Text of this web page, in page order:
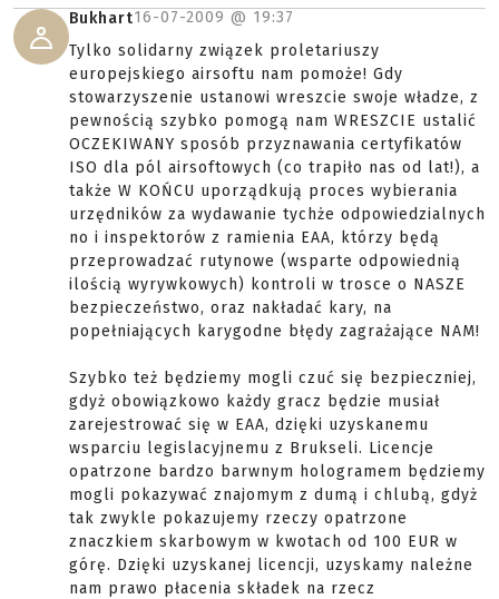
Bukhart16-07-2009 @ 19:37
Tylko solidarny związek proletariuszy
europejskiego airsoftu nam pomoże! Gdy
stowarzyszenie ustanowi wreszcie swoje władze, z
pewnością szybko pomogą nam WRESZCIE ustalić
OCZEKIWANY sposób przyznawania certyfikatów
ISO dla pól airsoftowych (co trapiło nas od lat!), a
także W KOŃCU uporządkują proces wybierania
urzędników za wydawanie tychże odpowiedzialnych
no i inspektorów z ramienia EAA, którzy będą
przeprowadzać rutynowe (wsparte odpowiednią
ilością wyrywkowych) kontroli w trosce o NASZE
bezpieczeństwo, oraz nakładać kary, na
popełniających karygodne błędy zagrażające NAM!
Szybko też będziemy mogli czuć się bezpieczniej,
gdyż obowiązkowo każdy gracz będzie musiał
zarejestrować się w EAA, dzięki uzyskanemu
wsparciu legislacyjnemu z Brukseli. Licencje
opatrzone bardzo barwnym hologramem będziemy
mogli pokazywać znajomym z dumą i chlubą, gdyż
tak zwykle pokazujemy rzeczy opatrzone
znaczkiem skarbowym w kwotach od 100 EUR w
górę. Dzięki uzyskanej licencji, uzyskamy należne
nam prawo płacenia składek na rzecz